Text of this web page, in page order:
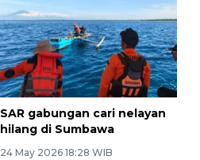
SAR gabungan cari nelayan
hilang di Sumbawa
24 May 2026 18:28 WIB